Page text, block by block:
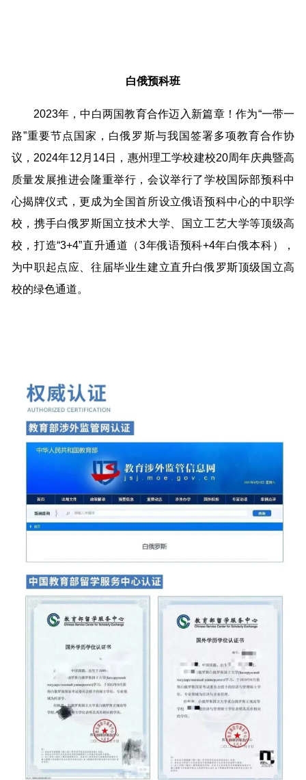
白俄预科班
2023年，中白两国教育合作迈入新篇章！作为“一带一
路”重要节点国家，白俄罗斯与我国签署多项教育合作协
议，2024年12月14日，惠州理工学校建校20周年庆典暨高
质量发展推进会隆重举行，会议举行了学校国际部预科中
心揭牌仪式，更成为全国首所设立俄语预科中心的中职学
校，携手白俄罗斯国立技术大学、国立工艺大学等顶级高
校，打造“3+4”直升通道（3年俄语预科+4年白俄本科），
为中职起点应、往届毕业生建立直升白俄罗斯顶级国立高
校的绿色通道。